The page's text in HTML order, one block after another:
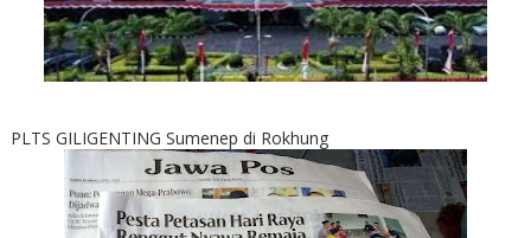
PLTS GILIGENTING Sumenep di Rokhung